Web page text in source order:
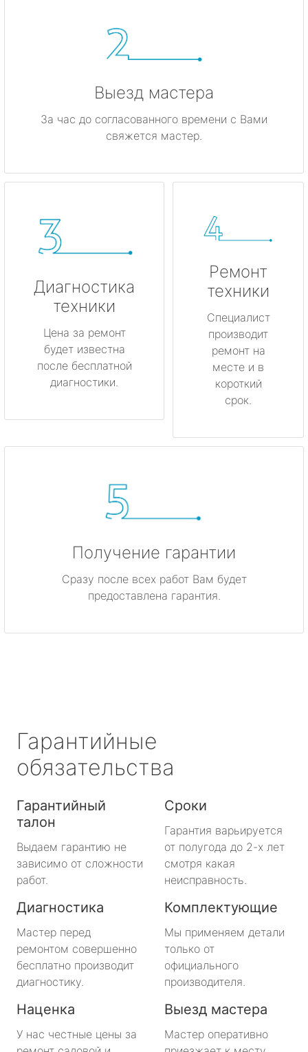
Выезд мастера
За час до согласованного времени с Вами
свяжется мастер.
Диагностика
техники
Цена за ремонт
будет известна
после бесплатной
диагностики.
Ремонт
техники
Специалист
производит
ремонт на
месте и в
короткий
срок.
Получение гарантии
Сразу после всех работ Вам будет
предоставлена гарантия.
Гарантийные
обязательства
Гарантийный
талон
Выдаем гарантию не
зависимо от сложности
работ.
Сроки
Гарантия варьируется
от полугода до 2-х лет
смотря какая
неисправность.
Диагностика
Мастер перед
ремонтом совершенно
бесплатно производит
диагностику.
Комплектующие
Мы применяем детали
только от
официального
производителя.
Наценка
У нас честные цены за
Выезд мастера
Мастер оперативно